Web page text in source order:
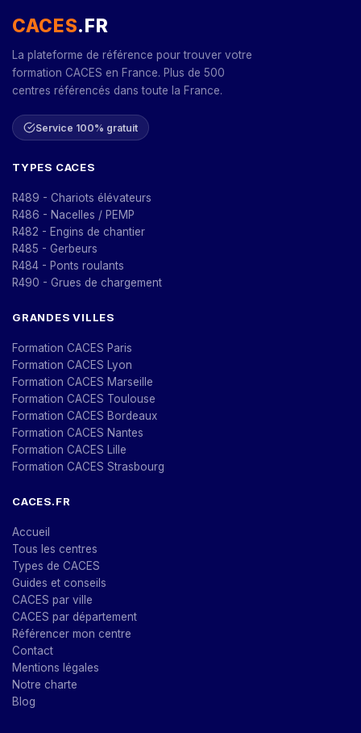
CACES.FR
La plateforme de référence pour trouver votre
formation CACES en France. Plus de 500
centres référencés dans toute la France.
Service 100% gratuit
TYPES CACES
R489 - Chariots élévateurs
R486 - Nacelles / PEMP
R482 - Engins de chantier
R485 - Gerbeurs
R484 - Ponts roulants
R490 - Grues de chargement
GRANDES VILLES
Formation CACES Paris
Formation CACES Lyon
Formation CACES Marseille
Formation CACES Toulouse
Formation CACES Bordeaux
Formation CACES Nantes
Formation CACES Lille
Formation CACES Strasbourg
CACES.FR
Accueil
Tous les centres
Types de CACES
Guides et conseils
CACES par ville
CACES par département
Référencer mon centre
Contact
Mentions légales
Notre charte
Blog